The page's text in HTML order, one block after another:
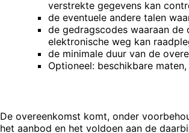
verstrekte gegevens kan
de eventuele andere talen
de gedragscodes waaraan
elektronische weg kan
de minimale duur van de
Optioneel: beschikbare
De overeenkomst komt, onder
het aanbod en het voldoen aan de